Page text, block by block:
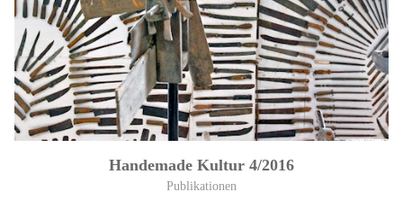
Handemade Kultur 4/2016
Publikationen